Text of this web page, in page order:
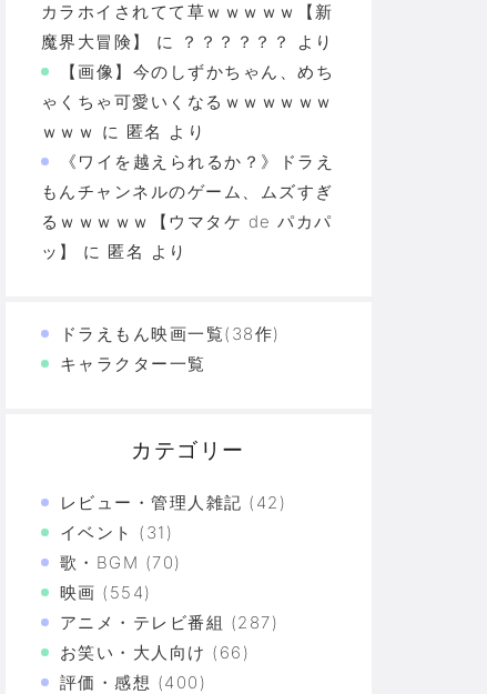
いない」
カラホイされてて草ｗｗｗｗｗ【新
魔界大冒険】
に ？？？？？？
より
【画像】今のしずかちゃん、めち
ゃくちゃ可愛いくなるｗｗｗｗｗｗ
ｗｗｗ に 匿名 より
《ワイを越えられるか？》ドラえ
もんチャンネルのゲーム、ムズすぎ
るｗｗｗｗｗ【ウマタケ de パカパ
ッ】
に 匿名 より
ドラえもん映画一覧(38作)
キャラクター一覧
カテゴリー
レビュー・管理人雑記 (42)
イベント (31)
歌・BGM (70)
映画 (554)
アニメ・テレビ番組 (287)
お笑い・大人向け (66)
評価・感想 (400)